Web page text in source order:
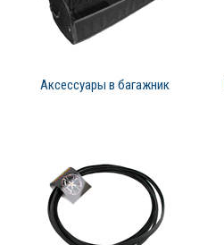
Аксессуары в багажник